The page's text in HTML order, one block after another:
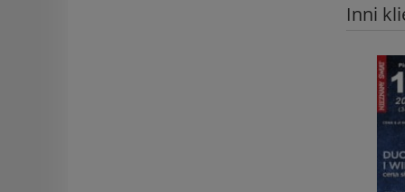
Inni